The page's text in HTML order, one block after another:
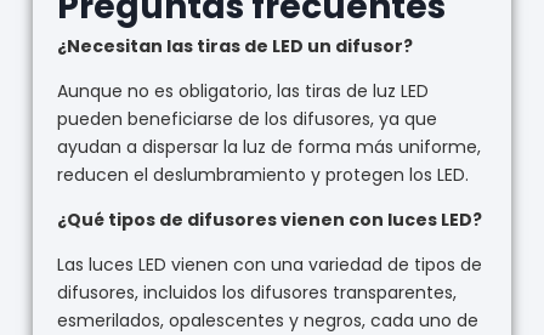
¿Necesitan las tiras de LED un difusor?
Aunque no es obligatorio, las tiras de luz LED
pueden beneficiarse de los difusores, ya que
ayudan a dispersar la luz de forma más uniforme,
reducen el deslumbramiento y protegen los LED.
¿Qué tipos de difusores vienen con luces LED?
Las luces LED vienen con una variedad de tipos de
difusores, incluidos los difusores transparentes,
esmerilados, opalescentes y negros, cada uno de